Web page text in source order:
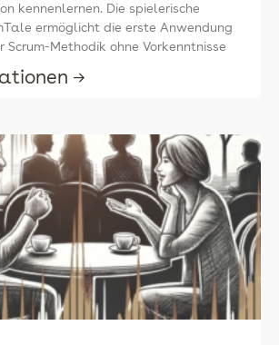
kennenlernen. Die spielerische
ermöglicht die erste Anwendung
Scrum-Methodik ohne Vorkenntnisse
→